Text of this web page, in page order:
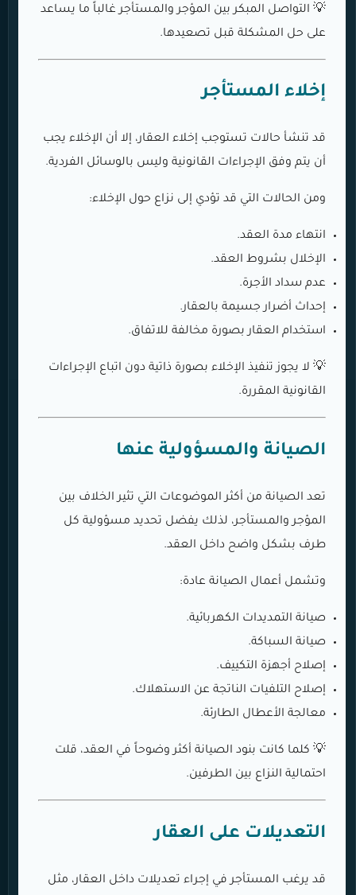
💡 التواصل المبكر بين المؤجر والمستأجر غالباً ما يساعد
على حل المشكلة قبل تصعيدها.
إخلاء المستأجر
قد تنشأ حالات تستوجب إخلاء العقار، إلا أن الإخلاء يجب
أن يتم وفق الإجراءات القانونية وليس بالوسائل الفردية.
ومن الحالات التي قد تؤدي إلى نزاع حول الإخلاء:
انتهاء مدة العقد.
الإخلال بشروط العقد.
عدم سداد الأجرة.
إحداث أضرار جسيمة بالعقار.
استخدام العقار بصورة مخالفة للاتفاق.
💡 لا يجوز تنفيذ الإخلاء بصورة ذاتية دون اتباع الإجراءات
القانونية المقررة.
الصيانة والمسؤولية عنها
تعد الصيانة من أكثر الموضوعات التي تثير الخلاف بين
المؤجر والمستأجر، لذلك يفضل تحديد مسؤولية كل
طرف بشكل واضح داخل العقد.
وتشمل أعمال الصيانة عادة:
صيانة التمديدات الكهربائية.
صيانة السباكة.
إصلاح أجهزة التكييف.
إصلاح التلفيات الناتجة عن الاستهلاك.
معالجة الأعطال الطارئة.
💡 كلما كانت بنود الصيانة أكثر وضوحاً في العقد، قلت
احتمالية النزاع بين الطرفين.
التعديلات على العقار
قد يرغب المستأجر في إجراء تعديلات داخل العقار، مثل